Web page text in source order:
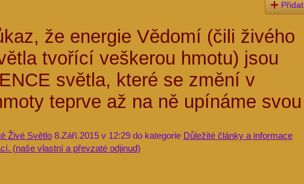
Přidat
že energie Vědomí (čili živého
tvořící veškerou hmotu) jsou
světla, které se změní v
teprve až na ně upínáme svou
Živé Světlo8.Září.2015 v 12:29 do kategorie Důležité články a informace
(naše vlastní a převzaté odjinud)